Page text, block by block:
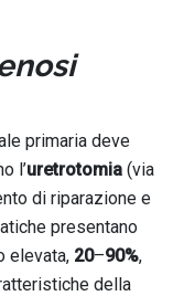
primaria deve
l’uretrotomia (via
di riparazione e
presentano
elevata, 20–90%,
della